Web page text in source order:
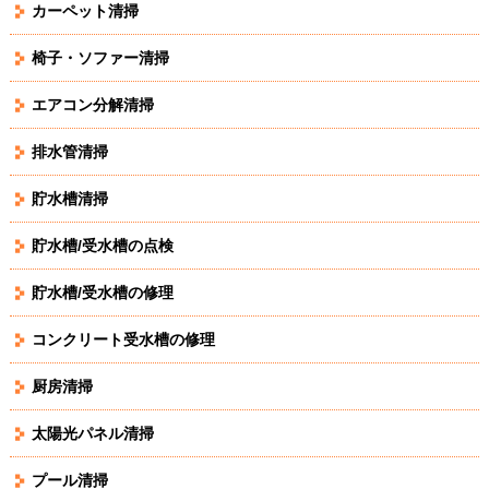
カーペット清掃
椅子・ソファー清掃
エアコン分解清掃
排水管清掃
貯水槽清掃
貯水槽/受水槽の点検
貯水槽/受水槽の修理
コンクリート受水槽の修理
厨房清掃
太陽光パネル清掃
プール清掃